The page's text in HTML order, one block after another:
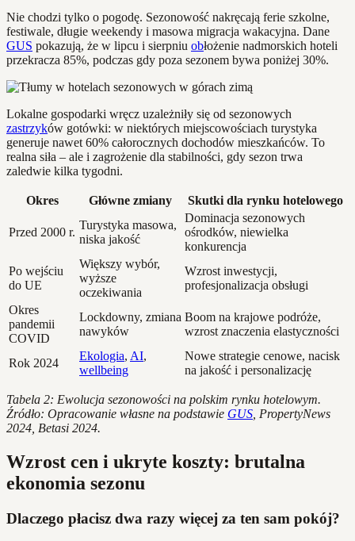
Nie chodzi tylko o pogodę. Sezonowość nakręcają ferie szkolne,
festiwale, długie weekendy i masowa migracja wakacyjna. Dane
GUS pokazują, że w lipcu i sierpniu obłożenie nadmorskich hoteli
przekracza 85%, podczas gdy poza sezonem bywa poniżej 30%.
Lokalne gospodarki wręcz uzależniły się od sezonowych
zastrzyków gotówki: w niektórych miejscowościach turystyka
generuje nawet 60% całorocznych dochodów mieszkańców. To
realna siła – ale i zagrożenie dla stabilności, gdy sezon trwa
zaledwie kilka tygodni.
Okres Główne zmiany Skutki dla rynku hotelowego
Przed 2000 r.
Turystyka masowa,
niska jakość
Dominacja sezonowych
ośrodków, niewielka
konkurencja
Po wejściu
do UE
Większy wybór,
wyższe
oczekiwania
Wzrost inwestycji,
profesjonalizacja obsługi
Okres
pandemii
COVID
Lockdowny, zmiana
nawyków
Boom na krajowe podróże,
wzrost znaczenia elastyczności
Rok 2024
Ekologia, AI,
wellbeing
Nowe strategie cenowe, nacisk
na jakość i personalizację
Tabela 2: Ewolucja sezonowości na polskim rynku hotelowym.
Źródło: Opracowanie własne na podstawie GUS , PropertyNews
2024, Betasi 2024.
Wzrost cen i ukryte koszty: brutalna
ekonomia sezonu
Dlaczego płacisz dwa razy więcej za ten sam pokój?